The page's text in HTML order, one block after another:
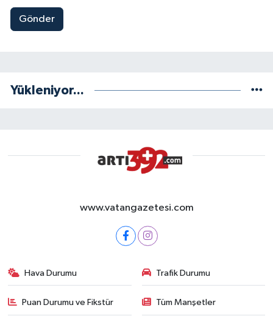
Gönder
Yükleniyor...
www.vatangazetesi.com
Hava Durumu Trafik Durumu
Puan Durumu ve Fikstür Tüm Manşetler